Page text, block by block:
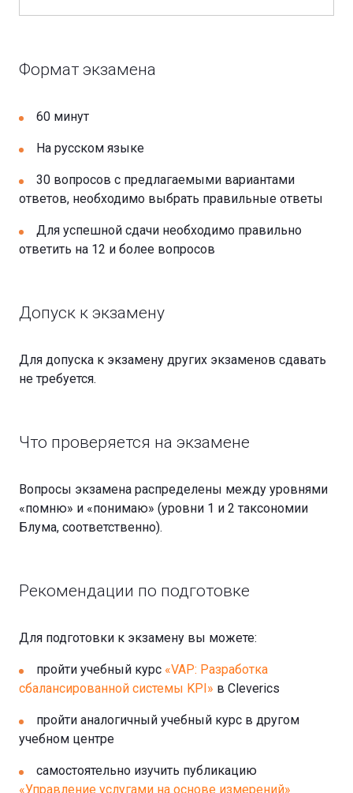
Формат экзамена
60 минут
На русском языке
30 вопросов с предлагаемыми вариантами
ответов, необходимо выбрать правильные ответы
Для успешной сдачи необходимо правильно
ответить на 12 и более вопросов
Допуск к экзамену
Для допуска к экзамену других экзаменов сдавать
не требуется.
Что проверяется на экзамене
Вопросы экзамена распределены между уровнями
«помню» и «понимаю» (уровни 1 и 2 таксономии
Блума, соответственно).
Рекомендации по подготовке
Для подготовки к экзамену вы можете:
пройти учебный курс «VAP: Разработка
сбалансированной системы KPI» в Cleverics
пройти аналогичный учебный курс в другом
учебном центре
самостоятельно изучить публикацию
«Управление услугами на основе измерений»